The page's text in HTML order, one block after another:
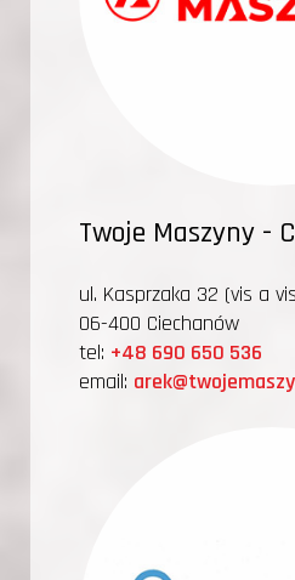
Twoje Maszyny -
ul. Kasprzaka 32 (vis a
06-400 Ciechanów
tel: +48 690 650 536
email: